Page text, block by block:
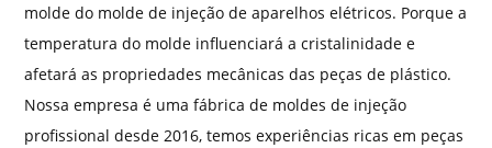
molde do molde de injeção de aparelhos elétricos. Porque a
temperatura do molde influenciará a cristalinidade e
afetará as propriedades mecânicas das peças de plástico.
Nossa empresa é uma fábrica de moldes de injeção
profissional desde 2016, temos experiências ricas em peças